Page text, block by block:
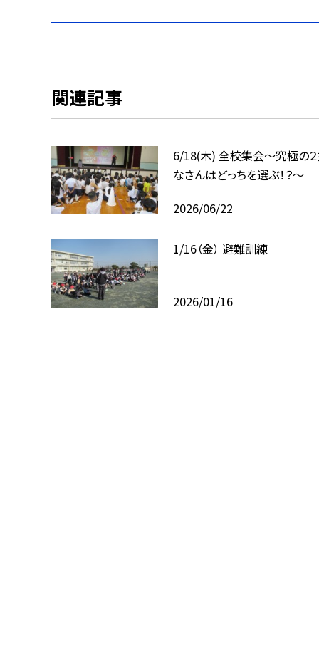
関連記事
6/18(木) 全校集会～究極の２
なさんはどっちを選ぶ！？～
2026/06/22
1/16（金） 避難訓練
2026/01/16